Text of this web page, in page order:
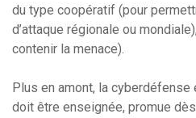
du type coopératif (pour
d’attaque régionale ou
contenir la menace).
Plus en amont, la
doit être enseignée, promue